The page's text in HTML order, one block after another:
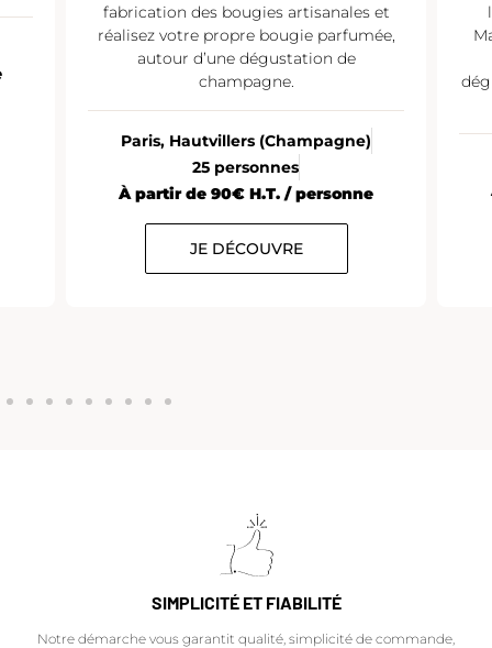
fabrication des bougies artisanales et
réalisez votre propre bougie parfumée,
autour d’une dégustation de
champagne.
Paris, Hautvillers (Champagne)
25 personnes
À partir de 90€ H.T. / personne
JE DÉCOUVRE
SIMPLICITÉ ET FIABILITÉ
Notre démarche vous garantit qualité, simplicité de commande,